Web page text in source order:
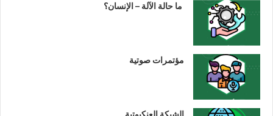
ما حالة الآلة – الإنسان؟
مؤتمرات صوتية